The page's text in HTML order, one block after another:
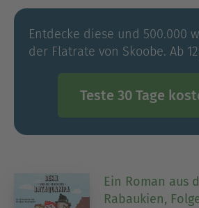
Abenteuerromane für Kinder
von jungen Entdecker:innen
Entdecke diese und 500.000
der Flatrate von Skoobe. Ab
Teste 30 Tage
Ein Roman aus
Rabaukien,